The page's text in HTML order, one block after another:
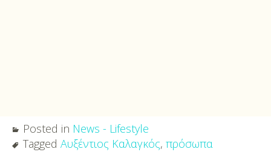
Posted in News - Lifestyle
Tagged Αυξέντιος Καλαγκός, πρόσωπα